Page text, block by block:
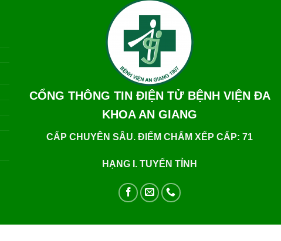
CỔNG THÔNG TIN ĐIỆN TỬ BỆNH VIỆN ĐA
KHOA AN GIANG
CẤP CHUYÊN SÂU. ĐIỂM CHẤM XẾP CẤP: 71
HẠNG I. TUYẾN TỈNH